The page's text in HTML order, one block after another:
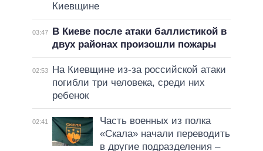
Киевщине
03:47
В Киеве после атаки баллистикой в
двух районах произошли пожары
02:53
На Киевщине из-за российской атаки
погибли три человека, среди них
ребенок
02:41
Часть военных из полка
«Скала» начали переводить
в другие подразделения –